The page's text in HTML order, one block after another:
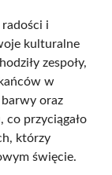
radości i
kulturalne
zespoły,
w
oraz
co przyciągało
którzy
święcie.